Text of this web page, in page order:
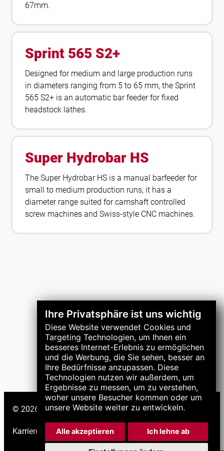
Ihre Privatsphäre ist uns wichtig
Diese Website verwendet Cookies und
Targeting Technologien, um Ihnen ein
besseres Internet-Erlebnis zu ermöglichen
und die Werbung, die Sie sehen, besser an
Ihre Bedürfnisse anzupassen. Diese
Technologien nutzen wir außerdem, um
Ergebnisse zu messen, um zu verstehen,
woher unsere Besucher kommen oder um
unsere Website weiter zu entwickeln.
Alle akzeptieren Ich lehne ab
67mm.
Sprint 565 S2+
Designed for medium and large production runs
in diameters ranging from 5 to 65 mm, the Sprint
565 S2+ is an automatic bar feeder for fixed
headstock lathes.
Super Hydrobar HS
The Super Hydrobar HS is a manual barfeeder for
small to medium production runs, it has a
diameter range suited for camshaft controlled
screw machines and Swiss-style CNC machines.
© 2026 LNS-Gruppe. Alle Rechte vorbehalten.
Karriere Support|